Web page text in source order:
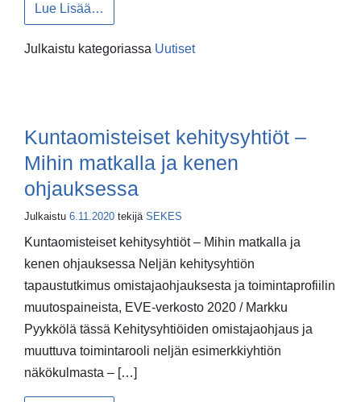
Lue Lisää…
Julkaistu kategoriassa Uutiset
Kuntaomisteiset kehitysyhtiöt –
Mihin matkalla ja kenen
ohjauksessa
Julkaistu 6.11.2020 tekijä SEKES
Kuntaomisteiset kehitysyhtiöt – Mihin matkalla ja
kenen ohjauksessa Neljän kehitysyhtiön
tapaustutkimus omistajaohjauksesta ja toimintaprofiilin
muutospaineista, EVE-verkosto 2020 / Markku
Pyykkölä tässä Kehitysyhtiöiden omistajaohjaus ja
muuttuva toimintarooli neljän esimerkkiyhtiön
näkökulmasta – […]